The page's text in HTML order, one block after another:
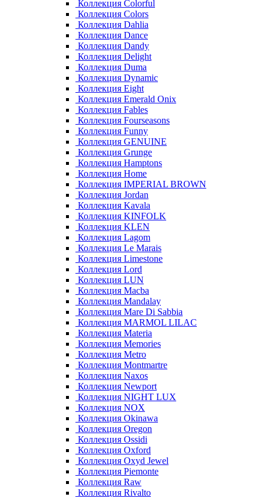
Коллекция Colorful
Коллекция Colors
Коллекция Dahlia
Коллекция Dance
Коллекция Dandy
Коллекция Delight
Коллекция Duma
Коллекция Dynamic
Коллекция Eight
Коллекция Emerald Onix
Коллекция Fables
Коллекция Fourseasons
Коллекция Funny
Коллекция GENUINE
Коллекция Grunge
Коллекция Hamptons
Коллекция Home
Коллекция IMPERIAL BROWN
Коллекция Jordan
Коллекция Kavala
Коллекция KINFOLK
Коллекция KLEN
Коллекция Lagom
Коллекция Le Marais
Коллекция Limestone
Коллекция Lord
Коллекция LUN
Коллекция Macba
Коллекция Mandalay
Коллекция Mare Di Sabbia
Коллекция MARMOL LILAC
Коллекция Materia
Коллекция Memories
Коллекция Metro
Коллекция Montmartre
Коллекция Naxos
Коллекция Newport
Коллекция NIGHT LUX
Коллекция NOX
Коллекция Okinawa
Коллекция Oregon
Коллекция Ossidi
Коллекция Oxford
Коллекция Oxyd Jewel
Коллекция Piemonte
Коллекция Raw
Коллекция Rivalto